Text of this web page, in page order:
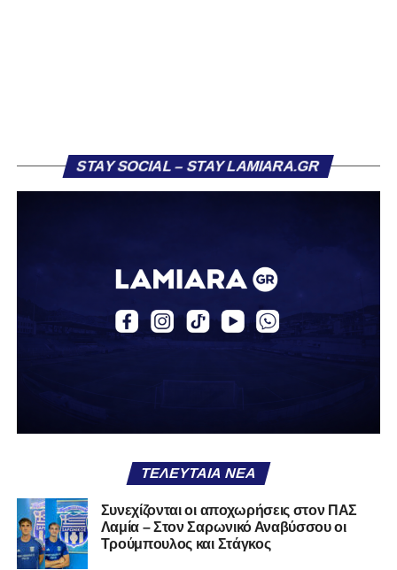
ευκαιρία, η Λαμία κατάφερε να ανοίξει το σκορ. Στο 26’,
Το γκολ αυτό άλλαξε τη ροή του αγώνα, δίνοντας
ψυχολογία στη Λαμία που άρχισε να κρατά περισσότερο
την κατοχή. Τα Τρίκαλα προσπάθησαν να αντιδράσουν,
χωρίς όμως να δημιουργούν ουσιαστικές ευκαιρίες,
καθώς η άμυνα των παικτών του Βαγγέλη Στουρνάρα
μέρους, το ενδιαφέρον μεταφέρθηκε κυρίως στην εξέδρα,
Στο 45’ σημειώθηκε ένταση μετά από σκληρό μαρκάρισμα,
με τον διαιτητή να δείχνει κίτρινες κάρτες και στις δύο
πλευρές, χωρίς όμως να αλλάξει κάτι στο σκορ.
Το δεύτερο ημίχρονο ξεκίνησε σε παρόμοιο ρυθμό, ενώ το
δεύτερο γκολ της Ελασσόνας σε άλλο παιχνίδι μείωσε
ακόμη περισσότερο το ενδιαφέρον της αναμέτρησης. Στο
STAY SOCIAL – STAY LAMIARA.GR
ΤΕΛΕΥΤΑΊΑ ΝΈΑ
Συνεχίζονται οι αποχωρήσεις στον ΠΑΣ
Λαμία – Στον Σαρωνικό Αναβύσσου οι
Τρούμπουλος και Στάγκος